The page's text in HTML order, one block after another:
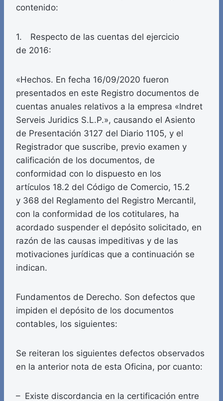
contenido:
1. Respecto de las cuentas del ejercicio
de 2016:
«Hechos. En fecha 16/09/2020 fueron
presentados en este Registro documentos de
cuentas anuales relativos a la empresa «Indret
Serveis Juridics S.L.P.», causando el Asiento
de Presentación 3127 del Diario 1105, y el
Registrador que suscribe, previo examen y
calificación de los documentos, de
conformidad con lo dispuesto en los
artículos 18.2 del Código de Comercio, 15.2
y 368 del Reglamento del Registro Mercantil,
con la conformidad de los cotitulares, ha
acordado suspender el depósito solicitado, en
razón de las causas impeditivas y de las
motivaciones jurídicas que a continuación se
indican.
Fundamentos de Derecho. Son defectos que
impiden el depósito de los documentos
contables, los siguientes:
Se reiteran los siguientes defectos observados
en la anterior nota de esta Oficina, por cuanto:
– Existe discordancia en la certificación entre